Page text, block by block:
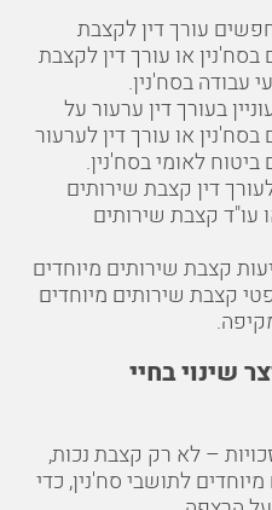
עורך דין לקצבת
בסח'נין או עורך דין לקצבת
עבודה בסח'נין.
בעורך דין ערעור על
או עורך דין לערעור
לאומי בסח'נין.
דין קצבת שירותים
עו"ד קצבת שירותים
קצבת שירותים מיוחדים
קצבת שירותים מיוחדים
שינוי בחיי
– לא רק קצבת נכות,
לתושבי סח'נין, כדי